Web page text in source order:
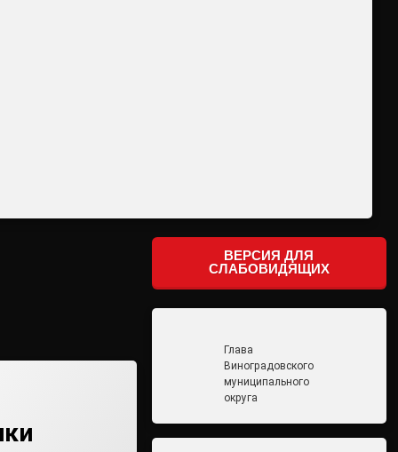
ВЕРСИЯ ДЛЯ
СЛАБОВИДЯЩИХ
Глава
Виноградовского
муниципального
округа